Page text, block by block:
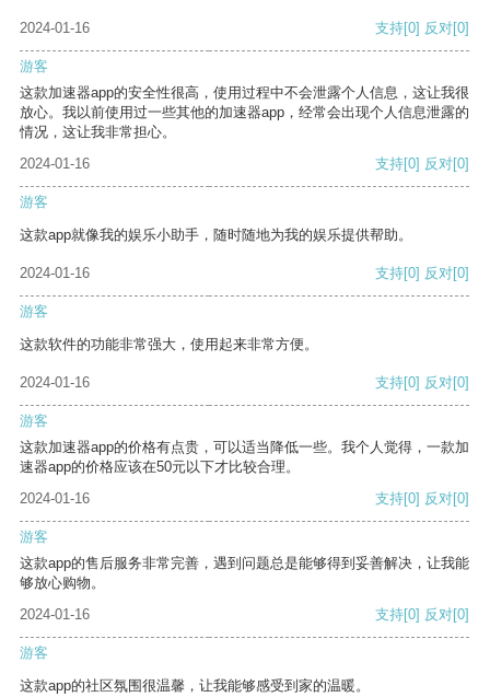
2024-01-16 支持[0] 反对[0]
游客
这款加速器app的安全性很高，使用过程中不会泄露个人信息，这让我很
放心。我以前使用过一些其他的加速器app，经常会出现个人信息泄露的
情况，这让我非常担心。
2024-01-16
支持[0] 反对[0]
游客
这款app就像我的娱乐小助手，随时随地为我的娱乐提供帮助。
2024-01-16 支持[0] 反对[0]
游客
这款软件的功能非常强大，使用起来非常方便。
2024-01-16 支持[0] 反对[0]
游客
这款加速器app的价格有点贵，可以适当降低一些。我个人觉得，一款加
速器app的价格应该在50元以下才比较合理。
2024-01-16
支持[0] 反对[0]
游客
这款app的售后服务非常完善，遇到问题总是能够得到妥善解决，让我能
够放心购物。
2024-01-16
支持[0] 反对[0]
游客
这款app的社区氛围很温馨，让我能够感受到家的温暖。